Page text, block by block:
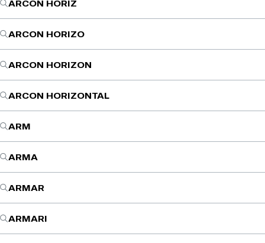
ARCON HORIZ
ARCON HORIZO
ARCON HORIZON
ARCON HORIZONTAL
ARM
ARMA
ARMAR
ARMARI